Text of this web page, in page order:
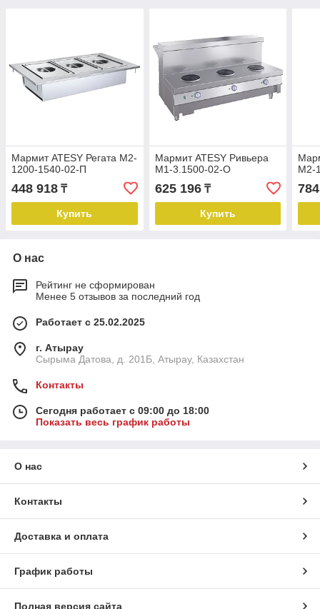
Мармит ATESY Регата М2-
1200-1540-02-П
448 918 ₸
Купить
Мармит ATESY Ривьера
М1-3.1500-02-О
625 196₸
Купить
М2-
О нас
Рейтинг не сформирован
Менее 5 отзывов за последний год
Работает с 25.02.2025
г. Атырау
Сырыма Датова, д. 201Б, Атырау, Казахстан
Контакты
Сегодня работает с 09:00 до 18:00
Показать весь график работы
О нас
Контакты
Доставка и оплата
График работы
Полная версия сайта